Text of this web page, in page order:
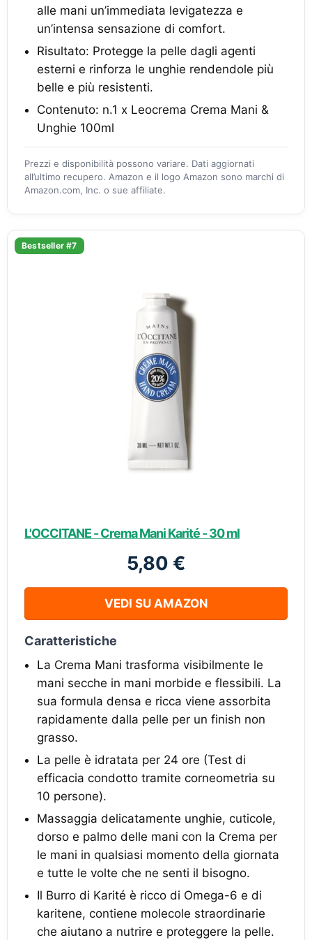
alle mani un’immediata levigatezza e
un’intensa sensazione di comfort.
Risultato: Protegge la pelle dagli agenti
esterni e rinforza le unghie rendendole più
belle e più resistenti.
Contenuto: n.1 x Leocrema Crema Mani &
Unghie 100ml
Prezzi e disponibilità possono variare. Dati aggiornati
all’ultimo recupero. Amazon e il logo Amazon sono marchi di
Amazon.com, Inc. o sue affiliate.
Bestseller #7
L'OCCITANE - Crema Mani Karité - 30 ml
5,80 €
VEDI SU AMAZON
Caratteristiche
La Crema Mani trasforma visibilmente le
mani secche in mani morbide e flessibili. La
sua formula densa e ricca viene assorbita
rapidamente dalla pelle per un finish non
grasso.
La pelle è idratata per 24 ore (Test di
efficacia condotto tramite corneometria su
10 persone).
Massaggia delicatamente unghie, cuticole,
dorso e palmo delle mani con la Crema per
le mani in qualsiasi momento della giornata
e tutte le volte che ne senti il bisogno.
Il Burro di Karité è ricco di Omega-6 e di
karitene, contiene molecole straordinarie
che aiutano a nutrire e proteggere la pelle.